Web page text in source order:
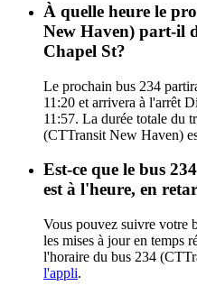
À quelle heure le
New Haven) part-il
Chapel St?
Le prochain bus 234
11:20 et arrivera à l'arrêt
11:57. La durée totale du
(CTTransit New Haven)
Est-ce que le bus
est à l'heure, en
Vous pouvez suivre votre
les mises à jour en temps
l'horaire du bus 234
l'appli.